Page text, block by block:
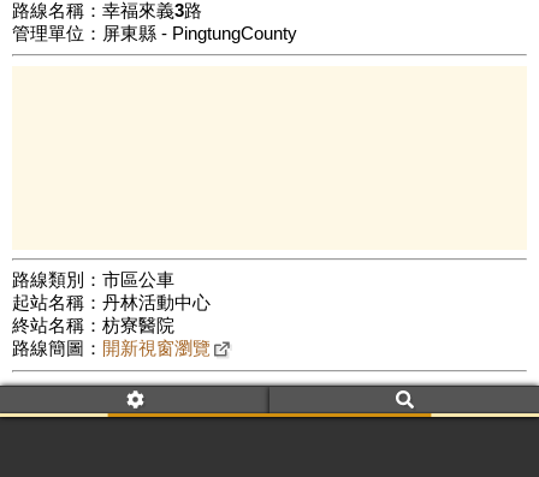
路線名稱： 幸福來義3路
管理單位：屏東縣 - PingtungCounty
路線類別：市區公車
起站名稱：丹林活動中心
終站名稱：枋寮醫院
路線簡圖： 開新視窗瀏覽
附屬名稱：幸福來義3路
車頭描述：新來義
枋寮醫院線
公車數量: 累計3764、上線3334